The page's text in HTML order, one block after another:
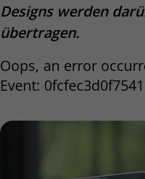
Designs werden
übertragen.
Oops, an error
Event: